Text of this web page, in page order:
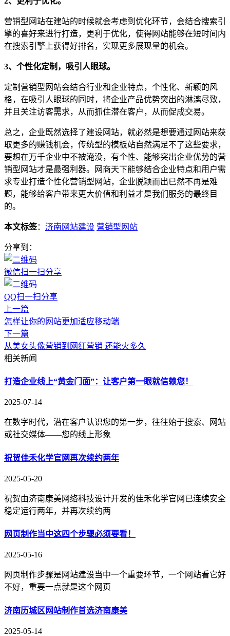
营销型网站在建站的时候就会考虑到优化环节，会结合搜索引
擎的喜好来进行打造，更利于优化，使得网站能够在短时间内
在搜索引擎上获得好排名，实现更多展现量的机会。
3、个性化定制，吸引人眼球。
定制营销型网站会结合行业和企业特点，个性化、新颖的风
格，在吸引人眼球的同时，将企业产品优势突出的淋漓尽致，
并且关注访客需求，从而抓住潜在客户，从而促成交易。
总之，企业既然选择了建设网站，就必然是想要通过网站来获
取更多的赚钱机会，传统型的模板站自然满足不了这些要求，
要想在万千企业中不被淹没，有个性、能够突出企业优势的营
销型网站才是最强利器。网商天下能够结合企业特点和用户需
求专业打造个性化营销型网站，企业脱颖而出已然不再是难
题，能够给客户带来更大价值和利益才是我们服务的最终目
的。
本文标签： 济南网站建设 营销型网站
分享到：
微信扫一扫分享
QQ扫一扫分享
上一篇
怎样让你的网站更加适应移动端
下一篇
从美女头像营销到网红营销 还能火多久
相关新闻
打造企业线上“黄金门面”：让客户第一眼就信赖您！
2025-07-14
在数字时代，潜在客户认识您的第一步，往往始于搜索、网站
或社交媒体——您的线上形象
祝贺佳禾化学官网再次续约两年
2025-05-20
祝贺由济南康美网络科技设计开发的佳禾化学官网已连续安全
稳定运行两年，并再次续约两
网页制作当中这四个步骤必须要看！
2025-05-16
网页制作步骤是网站建设当中一个重要环节，一个网站看它好
不好，重要一点就是这个网页
济南历城区网站制作首选济南康美
2025-05-14